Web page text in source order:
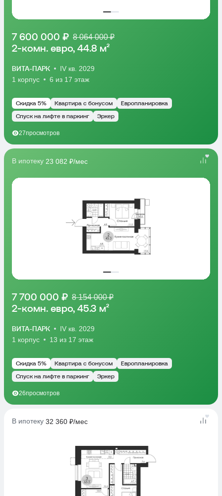
7 600 000 ₽ 8 064 000 ₽
2-комн. евро, 44.8 м²
ВИТА-ПАРК
IV кв. 2029
1 корпус
6 из 17 этаж
Скидка 5% Квартира с бонусом
Европланировка
Спуск на лифте в паркинг
Эркер
27просмотров
В ипотеку 23 082 ₽/мес
7 700 000 ₽ 8 154 000 ₽
2-комн. евро, 45.3 м²
ВИТА-ПАРК
IV кв. 2029
1 корпус
13 из 17 этаж
Скидка 5% Квартира с бонусом
Европланировка
Спуск на лифте в паркинг
Эркер
26просмотров
В ипотеку 32 360 ₽/мес